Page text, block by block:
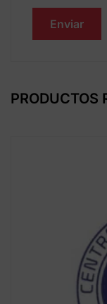
PRODUCTOS